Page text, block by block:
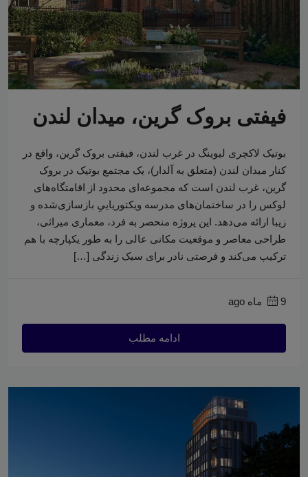
فیفتی بروک گرین، میدان لندن
بوتیک لاکچری لیوینگ در غرب لندن، فیفتی بروک گرین، واقع در
کنار میدان لندن (متعلق به آلدار)، یک مجتمع بوتیک در بروک
گرین، غرب لندن است که مجموعه‌ای محدود از اقامتگاه‌های
لوکس را در ساختمان‌های مدرسه ویکتوریاییِ بازسازی‌شده و
زیبا ارائه می‌دهد. این پروژه منحصر به فرد، معماری میراثی،
طراحی معاصر و موقعیت مکانی عالی را به طور یکپارچه با هم
ترکیب می‌کند و فرصتی نادر برای سبک زندگی […]
9 ماه ago
ادامه مطلب